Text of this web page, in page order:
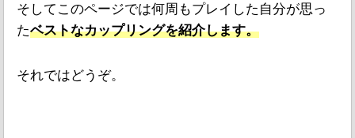
そしてこのページでは何周もプレイした自分が思っ
たベストなカップリングを紹介します。
それではどうぞ。